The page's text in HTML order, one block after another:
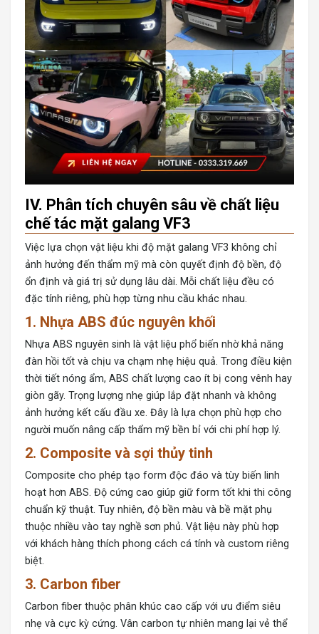
IV. Phân tích chuyên sâu về chất liệu
chế tác mặt galang VF3
Việc lựa chọn vật liệu khi độ mặt galang VF3 không chỉ
ảnh hưởng đến thẩm mỹ mà còn quyết định độ bền, độ
ổn định và giá trị sử dụng lâu dài. Mỗi chất liệu đều có
đặc tính riêng, phù hợp từng nhu cầu khác nhau.
1. Nhựa ABS đúc nguyên khối
Nhựa ABS nguyên sinh là vật liệu phổ biến nhờ khả năng
đàn hồi tốt và chịu va chạm nhẹ hiệu quả. Trong điều kiện
thời tiết nóng ẩm, ABS chất lượng cao ít bị cong vênh hay
giòn gãy. Trọng lượng nhẹ giúp lắp đặt nhanh và không
ảnh hưởng kết cấu đầu xe. Đây là lựa chọn phù hợp cho
người muốn nâng cấp thẩm mỹ bền bỉ với chi phí hợp lý.
2. Composite và sợi thủy tinh
Composite cho phép tạo form độc đáo và tùy biến linh
hoạt hơn ABS. Độ cứng cao giúp giữ form tốt khi thi công
chuẩn kỹ thuật. Tuy nhiên, độ bền màu và bề mặt phụ
thuộc nhiều vào tay nghề sơn phủ. Vật liệu này phù hợp
với khách hàng thích phong cách cá tính và custom riêng
biệt.
3. Carbon fiber
Carbon fiber thuộc phân khúc cao cấp với ưu điểm siêu
nhẹ và cực kỳ cứng. Vân carbon tự nhiên mang lại vẻ thể